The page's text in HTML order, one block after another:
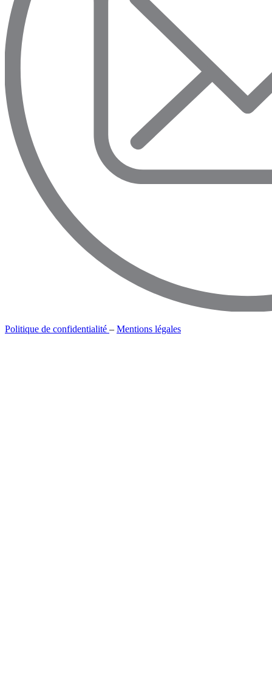
Politique de confidentialité – Mentions légales